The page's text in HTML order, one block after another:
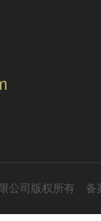
公司版权所有 备